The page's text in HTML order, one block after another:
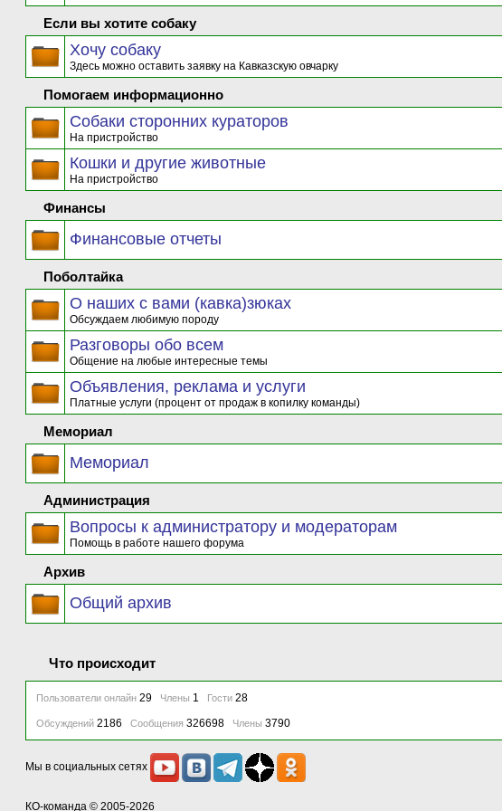
Если вы хотите собаку
Хочу собаку
Здесь можно оставить заявку на Кавказскую овчарку
Помогаем информационно
Собаки сторонних кураторов
На пристройство
Кошки и другие животные
На пристройство
Финансы
Финансовые отчеты
Поболтайка
О наших с вами (кавка)зюках
Обсуждаем любимую породу
Разговоры обо всем
Общение на любые интересные темы
Объявления, реклама и услуги
Платные услуги (процент от продаж в копилку команды)
Мемориал
Мемориал
Администрация
Вопросы к администратору и модераторам
Помощь в работе нашего форума
Архив
Общий архив
Что происходит
Пользователи онлайн 29 Члены 1 Гости 28
Обсуждений 2186 Сообщения 326698 Члены 3790
Мы в социальных сетях
КО-команда © 2005-2026